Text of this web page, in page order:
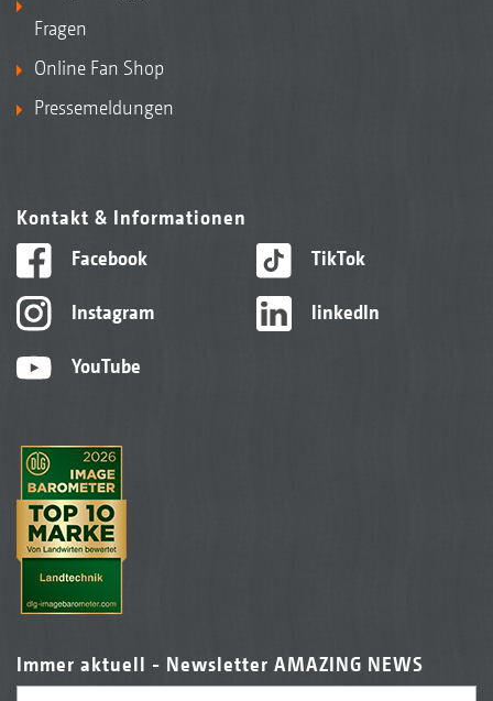
Fragen
Online Fan Shop
Pressemeldungen
Kontakt & Informationen
Facebook
Instagram
YouTube
TikTok
linkedIn
Immer aktuell - Newsletter AMAZING NEWS